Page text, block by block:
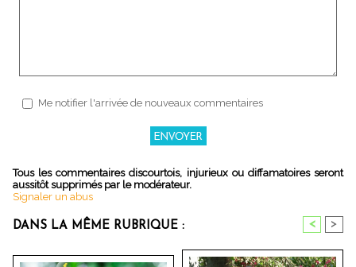
Me notifier l'arrivée de nouveaux commentaires
Tous les commentaires discourtois, injurieux ou diffamatoires seront
aussitôt supprimés par le modérateur.
Signaler un abus
DANS LA MÊME RUBRIQUE : < >